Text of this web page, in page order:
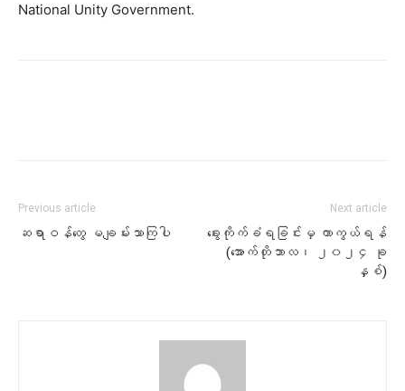
National Unity Government.
Previous article
ဆရာဝန်တွေ မချမ်းသာကြပါ
Next article
ခွေးကိုက်ခံရခြင်းမှ ကာကွယ်ရန်
(အောက်တိုဘာလ၊ ၂၀၂၄ ခု
နှစ်)